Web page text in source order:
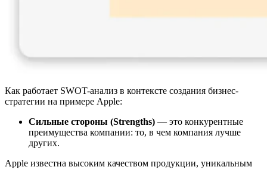
Как работает SWOT-анализ в контексте создания бизнес-
стратегии на примере Apple:
Сильные стороны (Strengths) — это конкурентные
преимущества компании: то, в чем компания лучше
других.
Apple известна высоким качеством продукции, уникальным